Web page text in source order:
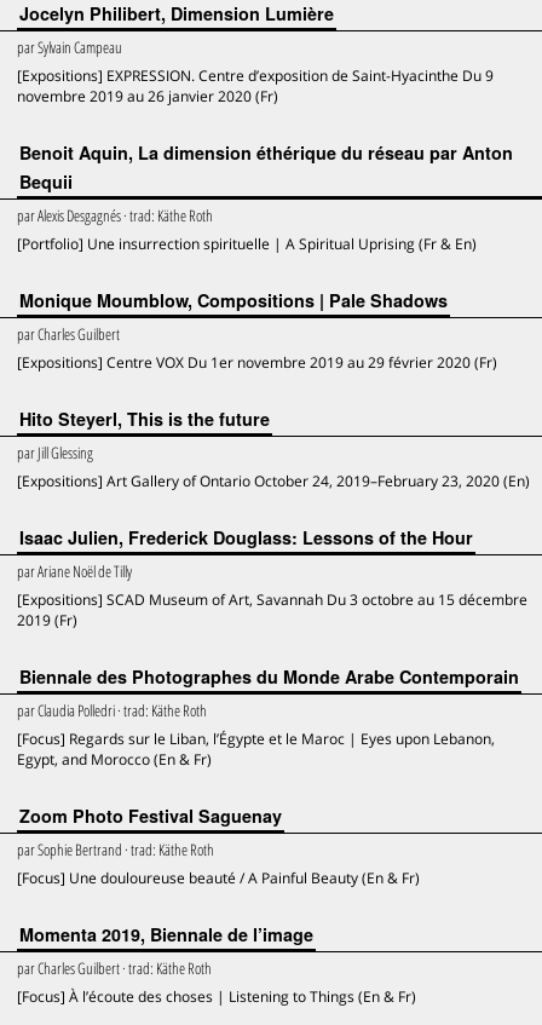
Jocelyn Philibert, Dimension Lumière
parSylvain Campeau
[Expositions] EXPRESSION. Centre d’exposition de Saint-Hyacinthe Du 9
novembre 2019 au 26 janvier 2020 (Fr)
Benoit Aquin, La dimension éthérique du réseau par Anton
Bequii
parAlexis Desgagnés· trad: Käthe Roth
[Portfolio] Une insurrection spirituelle | A Spiritual Uprising (Fr & En)
Monique Moumblow, Compositions | Pale Shadows
parCharles Guilbert
[Expositions] Centre VOX Du 1er novembre 2019 au 29 février 2020 (Fr)
Hito Steyerl, This is the future
parJill Glessing
[Expositions] Art Gallery of Ontario October 24, 2019–February 23, 2020 (En)
Isaac Julien, Frederick Douglass: Lessons of the Hour
parAriane Noël de Tilly
[Expositions] SCAD Museum of Art, Savannah Du 3 octobre au 15 décembre
2019 (Fr)
Biennale des Photographes du Monde Arabe Contemporain
parClaudia Polledri· trad: Käthe Roth
[Focus] Regards sur le Liban, l’Égypte et le Maroc | Eyes upon Lebanon,
Egypt, and Morocco (En & Fr)
Zoom Photo Festival Saguenay
parSophie Bertrand · trad: Käthe Roth
[Focus] Une douloureuse beauté / A Painful Beauty (En & Fr)
Momenta 2019, Biennale de l’image
parCharles Guilbert· trad: Käthe Roth
[Focus] À l’écoute des choses | Listening to Things (En & Fr)